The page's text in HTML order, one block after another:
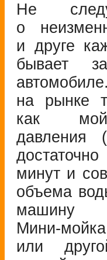
Не
о
и друге
бывает
на рынке
как
давления
минут и
объема
машину
Мини-мойка
или